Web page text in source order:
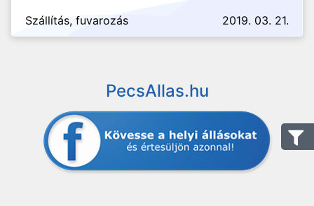
Szállítás, fuvarozás 2019. 03. 21.
PecsAllas.hu